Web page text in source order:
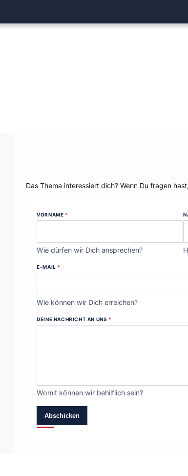
Das Thema interessiert dich? Wenn Du fragen
VORNAME *
Wie dürfen wir Dich ansprechen?
E-MAIL *
Wie können wir Dich erreichen?
DEINE NACHRICHT AN UNS *
Womit können wir behilflich sein?
Abschicken